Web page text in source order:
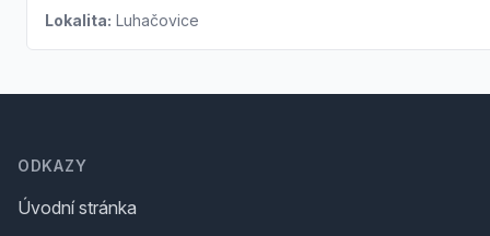
Lokalita: Luhačovice
ODKAZY
Úvodní stránka